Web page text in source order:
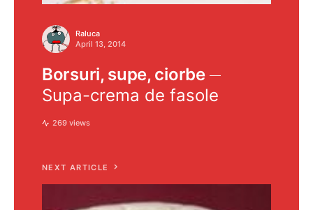
Raluca
April 13, 2014
Borsuri, supe, ciorbe
Supa-crema de fasole
269 views
NEXT ARTICLE